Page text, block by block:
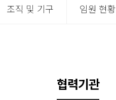
조직 및 기구 임원 현황
협력기관